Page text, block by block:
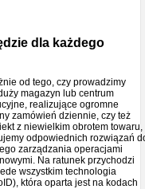
dla każdego
od tego, czy prowadzimy
magazyn lub centrum
realizujące ogromne
zamówień dziennie, czy też
z niewielkim obrotem towaru,
odpowiednich rozwiązań
zarządzania operacjami
Na ratunek przychodzi
wszystkim technologia
która oparta jest na kodach